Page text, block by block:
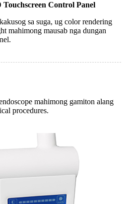
Control Panel
sa suga, ug color rendering
mahimong mausab nga dungan
mahimong gamiton alang
procedures.